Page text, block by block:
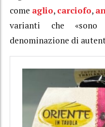
come aglio, carciofo,
varianti che «sono
denominazione di